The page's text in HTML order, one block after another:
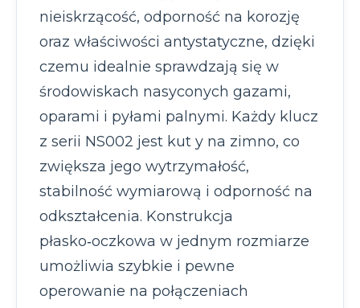
nieiskrzącość, odporność na korozję
oraz właściwości antystatyczne, dzięki
czemu idealnie sprawdzają się w
środowiskach nasyconych gazami,
oparami i pyłami palnymi. Każdy klucz
z serii NS002 jest kut y na zimno, co
zwiększa jego wytrzymałość,
stabilność wymiarową i odporność na
odkształcenia. Konstrukcja
płasko‑oczkowa w jednym rozmiarze
umożliwia szybkie i pewne
operowanie na połączeniach